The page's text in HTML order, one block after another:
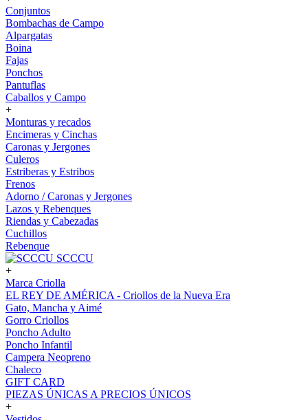
Conjuntos
Bombachas de Campo
Alpargatas
Boina
Fajas
Ponchos
Pantuflas
Caballos y Campo
+
Monturas y recados
Encimeras y Cinchas
Caronas y Jergones
Culeros
Estriberas y Estribos
Frenos
Adorno / Caronas y Jergones
Lazos y Rebenques
Riendas y Cabezadas
Cuchillos
Rebenque
SCCCU
+
Marca Criolla
EL REY DE AMÉRICA - Criollos de la Nueva Era
Gato, Mancha y Aimé
Gorro Criollos
Poncho Adulto
Poncho Infantil
Campera Neopreno
Chaleco
GIFT CARD
PIEZAS ÚNICAS A PRECIOS ÚNICOS
+